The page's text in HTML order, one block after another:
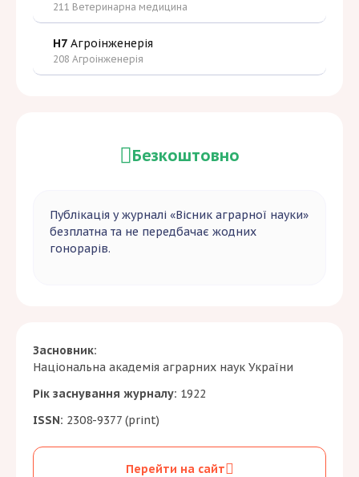
211 Ветеринарна медицина
H7 Агроінженерія
208 Агроінженерія
Засновник:
Національна академія аграрних наук України
Рік заснування журналу: 1922
ISSN: 2308-9377 (print)
Перейти на сайт
Безкоштовно
Публікація у журналі «Вісник аграрної науки»
безплатна та не передбачає жодних
гонорарів.